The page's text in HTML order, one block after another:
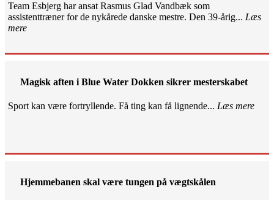
Team Esbjerg har ansat Rasmus Glad Vandbæk som
assistenttræner for de nykårede danske mestre. Den 39-årig... Læs
mere
Magisk aften i Blue Water Dokken sikrer mesterskabet
Sport kan være fortryllende. Få ting kan få lignende... Læs mere
Hjemmebanen skal være tungen på vægtskålen